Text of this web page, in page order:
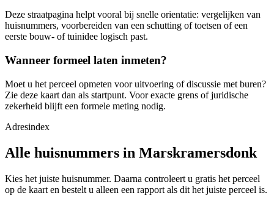
Deze straatpagina helpt vooral bij snelle orientatie: vergelijken van
huisnummers, voorbereiden van een schutting of toetsen of een
eerste bouw- of tuinidee logisch past.
Wanneer formeel laten inmeten?
Moet u het perceel opmeten voor uitvoering of discussie met buren?
Zie deze kaart dan als startpunt. Voor exacte grens of juridische
zekerheid blijft een formele meting nodig.
Adresindex
Alle huisnummers in Marskramersdonk
Kies het juiste huisnummer. Daarna controleert u gratis het perceel
op de kaart en bestelt u alleen een rapport als dit het juiste perceel is.